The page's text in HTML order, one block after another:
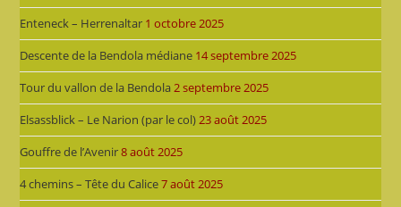
Enteneck – Herrenaltar 1 octobre 2025
Descente de la Bendola médiane 14 septembre 2025
Tour du vallon de la Bendola2 septembre 2025
Elsassblick – Le Narion (par le col)23 août 2025
Gouffre de l’Avenir8 août 2025
4 chemins – Tête du Calice7 août 2025